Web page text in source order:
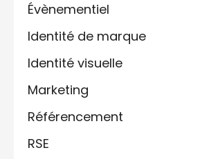
Évènementiel
Identité de marque
Identité visuelle
Marketing
Référencement
RSE